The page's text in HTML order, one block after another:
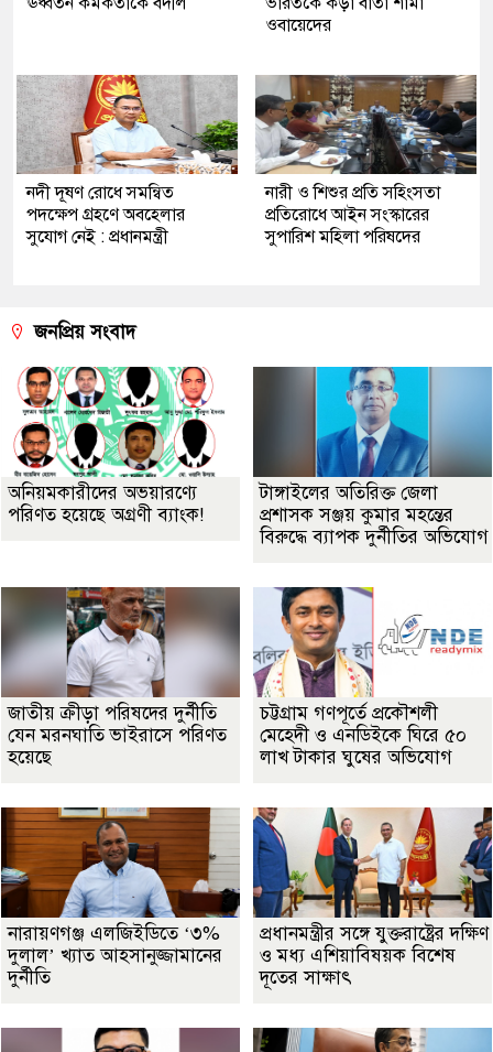
ওবায়েদের
নদী দূষণ রোধে সমন্বিত
পদক্ষেপ গ্রহণে অবহেলার
সুযোগ নেই : প্রধানমন্ত্রী
নারী ও শিশুর প্রতি সহিংসতা
প্রতিরোধে আইন সংস্কারের
সুপারিশ মহিলা পরিষদের
জনপ্রিয় সংবাদ
অনিয়মকারীদের অভয়ারণ্যে
পরিণত হয়েছে অগ্রণী ব্যাংক!
টাঙ্গাইলের অতিরিক্ত জেলা
প্রশাসক সঞ্জয় কুমার মহন্তের
বিরুদ্ধে ব্যাপক দুর্নীতির অভিযোগ
জাতীয় ক্রীড়া পরিষদের দুর্নীতি
যেন মরনঘাতি ভাইরাসে পরিণত
হয়েছে
চট্টগ্রাম গণপূর্তে প্রকৌশলী
মেহেদী ও এনডিইকে ঘিরে ৫০
লাখ টাকার ঘুষের অভিযোগ
নারায়ণগঞ্জ এলজিইডিতে ‘৩%
দুলাল’ খ্যাত আহসানুজ্জামানের
দুর্নীতি
প্রধানমন্ত্রীর সঙ্গে যুক্তরাষ্ট্রের দক্ষিণ
ও মধ্য এশিয়াবিষয়ক বিশেষ
দূতের সাক্ষাৎ